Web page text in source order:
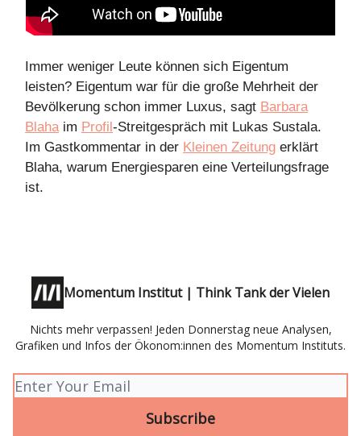
Immer weniger Leute können sich Eigentum
leisten? Eigentum war für die große Mehrheit der
Bevölkerung schon immer Luxus, sagt Barbara
Blahaim Profil-Streitgespräch mit Lukas Sustala.
Im Gastkommentar in der Kleinen Zeitung erklärt
Blaha, warum Energiesparen eine Verteilungsfrage
ist.
Momentum Institut | Think Tank der Vielen
Nichts mehr verpassen! Jeden Donnerstag neue Analysen,
Grafiken und Infos der Ökonom:innen des Momentum Instituts.